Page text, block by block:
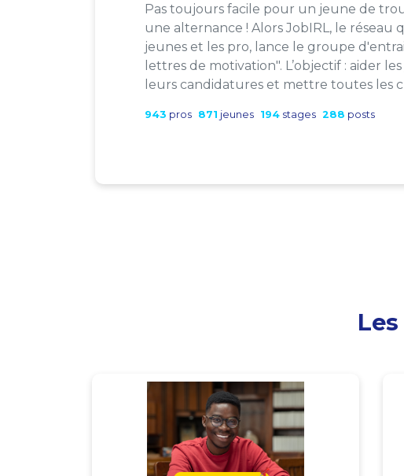
Pas toujours facile pour un jeune de
une alternance ! Alors JobIRL, le réseau
jeunes et les pro, lance le groupe
lettres de motivation". L’objectif : aider
leurs candidatures et mettre toutes les
943 pros 871 jeunes 194 stages 288 posts